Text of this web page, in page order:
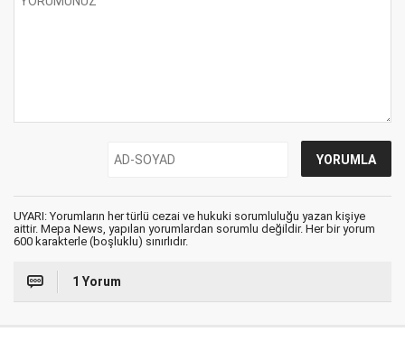
UYARI: Yorumların her türlü cezai ve hukuki sorumluluğu yazan kişiye
aittir. Mepa News, yapılan yorumlardan sorumlu değildir. Her bir yorum
600 karakterle (boşluklu) sınırlıdır.
1 Yorum